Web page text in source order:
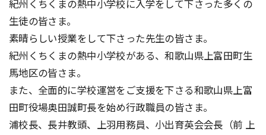
紀州くちくまの熱中小学校に入学をして下さった多くの
生徒の皆さま。
素晴らしい授業をして下さった先生の皆さま。
紀州くちくまの熱中小学校がある、和歌山県上富田町生
馬地区の皆さま。
また、全面的に学校運営をご支援を下さる和歌山県上富
田町役場奥田誠町長を始め行政職員の皆さま。
浦校長、長井教頭、上羽用務員、小出育英会会長（前 上